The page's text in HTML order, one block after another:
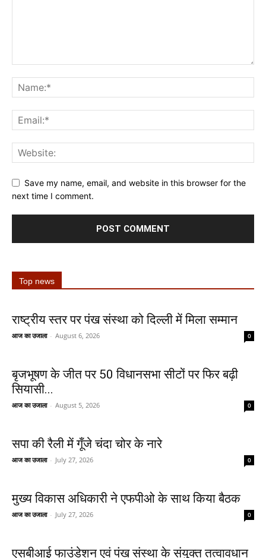
Save my name, email, and website in this browser for the
next time I comment.
Top news
राष्ट्रीय स्तर पर पंख संस्था को दिल्ली में मिला सम्मान
आज का उजाला - August 6, 2026 0
बृजभूषण के जीत पर 50 विधानसभा सीटों पर फिर बढ़ी
सियासी...
आज का उजाला - August 5, 2026 0
सपा की रैली में गूँजे चंदा चोर के नारे
आज का उजाला - July 27, 2026 0
मुख्य विकास अधिकारी ने एफपीओ के साथ किया बैठक
आज का उजाला - July 27, 2026 0
एसबीआई फाउंडेशन एवं पंख संस्था के संयुक्त तत्वावधान